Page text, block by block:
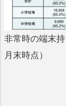
非常時の端末
月末時点）